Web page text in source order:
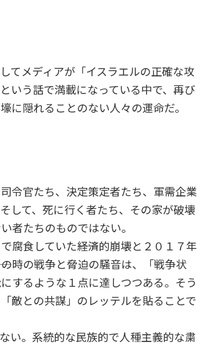
てメディアが「イスラエルの正確な攻
いう話で満載になっている中で、再び
に隠れることのない人々の運命だ。
令官たち、決定策定者たち、軍需企業
して、死に行く者たち、その家が破壊
者たちのものではない。
食していた――経済的崩壊と２０１７年
の時の戦争と脅迫の騒音は、「戦争状
するような１点に達しつつある。そう
敵との共謀」のレッテルを貼ることで
い。系統的な民族的で人種主義的な粛